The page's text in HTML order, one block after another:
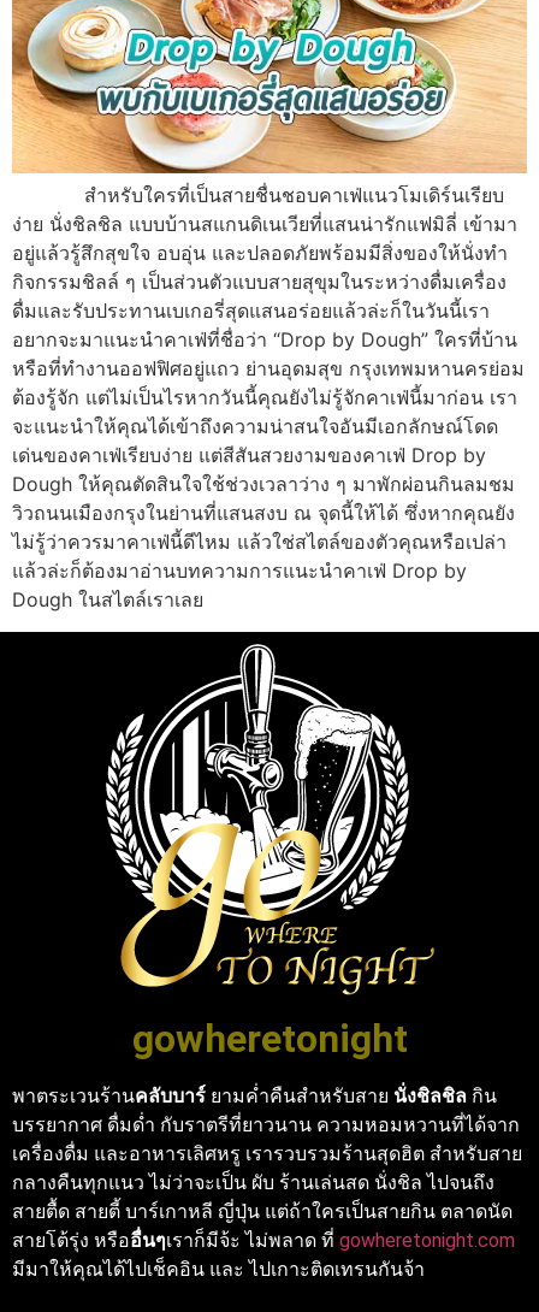
สำหรับใครที่เป็นสายชื่นชอบคาเฟ่แนวโมเดิร์นเรียบ
ง่าย นั่งชิลชิล แบบบ้านสแกนดิเนเวียที่แสนน่ารักแฟมิลี่ เข้ามา
อยู่แล้วรู้สึกสุขใจ อบอุ่น และปลอดภัยพร้อมมีสิ่งของให้นั่งทำ
กิจกรรมชิลล์ ๆ เป็นส่วนตัวแบบสายสุขุมในระหว่างดื่มเครื่อง
ดื่มและรับประทานเบเกอรี่สุดแสนอร่อยแล้วล่ะก็ในวันนี้เรา
อยากจะมาแนะนำคาเฟ่ที่ชื่อว่า “Drop by Dough” ใครที่บ้าน
หรือที่ทำงานออฟฟิศอยู่แถว ย่านอุดมสุข กรุงเทพมหานครย่อม
ต้องรู้จัก แต่ไม่เป็นไรหากวันนี้คุณยังไม่รู้จักคาเฟ่นี้มาก่อน เรา
จะแนะนำให้คุณได้เข้าถึงความน่าสนใจอันมีเอกลักษณ์โดด
เด่นของคาเฟ่เรียบง่าย แต่สีสันสวยงามของคาเฟ่ Drop by
Dough ให้คุณตัดสินใจใช้ช่วงเวลาว่าง ๆ มาพักผ่อนกินลมชม
วิวถนนเมืองกรุงในย่านที่แสนสงบ ณ จุดนี้ให้ได้ ซึ่งหากคุณยัง
ไม่รู้ว่าควรมาคาเฟ่นี้ดีไหม แล้วใช่สไตล์ของตัวคุณหรือเปล่า
แล้วล่ะก็ต้องมาอ่านบทความการแนะนำคาเฟ่ Drop by
Dough ในสไตล์เราเลย
gowheretonight
พาตระเวนร้านคลับบาร์ ยามค่ำคืนสำหรับสาย นั่งชิลชิล กิน
บรรยากาศ ดื่มด่ำ กับราตรีที่ยาวนาน ความหอมหวานที่ได้จาก
เครื่องดื่ม และอาหารเลิศหรู เรารวบรวมร้านสุดฮิต สำหรับสาย
กลางคืนทุกแนว ไม่ว่าจะเป็น ผับ ร้านเล่นสด นั่งชิล ไปจนถึง
สายตื้ด สายตี้ บาร์เกาหลี ญี่ปุ่น แต่ถ้าใครเป็นสายกิน ตลาดนัด
สายโต้รุ่ง หรืออื่นๆเราก็มีจ้ะ ไม่พลาด ที่ gowheretonight.com
มีมาให้คุณได้ไปเช็คอิน และ ไปเกาะติดเทรนกันจ้า